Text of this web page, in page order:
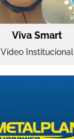
Viva Smart
Vídeo Institucional